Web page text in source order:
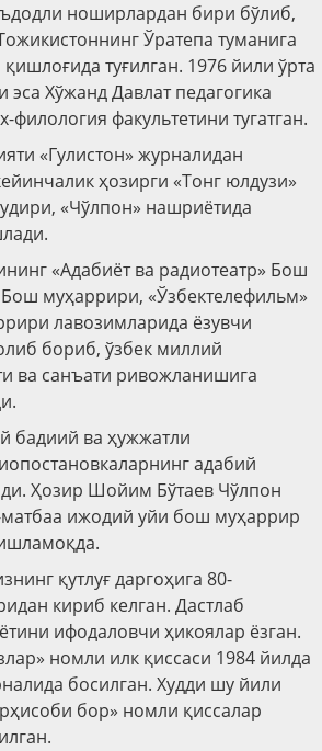
ноширлардан бири бўлиб,
Ўратепа туманига
туғилган. 1976 йили ўрта
эса Хўжанд Давлат педагогика
филология факультетини тугатган.
«Гулистон» журналидан
ҳозирги «Тонг юлдузи»
«Чўлпон» нашриётида
«Адабиёт ва радиотеатр» Бош
муҳаррири, «Ўзбектелефильм»
лавозимларида ёзувчи
бориб, ўзбек миллий
ва санъати ривожланишига
бадиий ва ҳужжатли
адабий
Ҳозир Шойим Бўтаев Чўлпон
ижодий уйи бош муҳаррир
қутлуғ даргоҳига 80-
кириб келган. Дастлаб
ифодаловчи ҳикоялар ёзган.
номли илк қиссаси 1984 йилда
босилган. Худди шу йили
бор» номли қиссалар